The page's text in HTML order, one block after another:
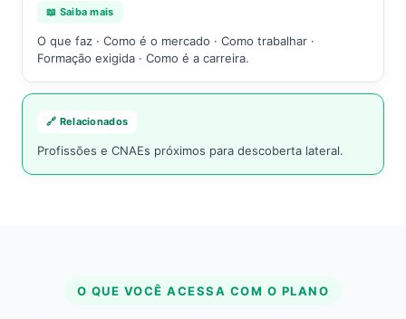
📖 Saiba mais
O que faz · Como é o mercado · Como trabalhar ·
Formação exigida · Como é a carreira.
🔗 Relacionados
Profissões e CNAEs próximos para descoberta lateral.
O QUE VOCÊ ACESSA COM O PLANO